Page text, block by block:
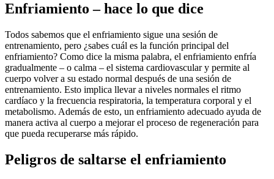
Enfriamiento – hace lo que dice
Todos sabemos que el enfriamiento sigue una sesión de
entrenamiento, pero ¿sabes cuál es la función principal del
enfriamiento? Como dice la misma palabra, el enfriamiento enfría
gradualmente – o calma – el sistema cardiovascular y permite al
cuerpo volver a su estado normal después de una sesión de
entrenamiento. Esto implica llevar a niveles normales el ritmo
cardíaco y la frecuencia respiratoria, la temperatura corporal y el
metabolismo. Además de esto, un enfriamiento adecuado ayuda de
manera activa al cuerpo a mejorar el proceso de regeneración para
que pueda recuperarse más rápido.
Peligros de saltarse el enfriamiento